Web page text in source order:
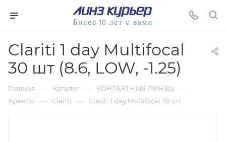
Clariti 1 day Multifocal
30 шт (8.6, LOW, -1.25)
Главная — Каталог — КОНТАКТНЫЕ ЛИНЗЫ —
Бренды — Clariti — Clariti 1 day Multifocal 30 шт